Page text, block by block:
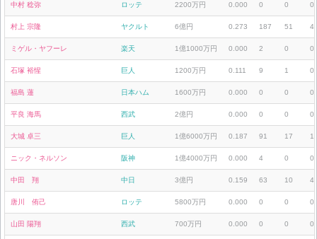
中村 稔弥 ロッテ 2200万円 0.000 0 0 0
村上 宗隆 ヤクルト 6億円 0.273 187 51
ミゲル・ヤフーレ 楽天 1億1000万円 0.000 2 0 0
石塚 裕惺 巨人 1200万円 0.111 9 1 0
福島 蓮 日本ハム 1600万円 0.000 0 0 0
平良 海馬 西武 2億円 0.000 0 0 0
大城 卓三 巨人 1億6000万円 0.187 91 17
ニック・ネルソン 阪神 1億4000万円 0.000 4 0 0
中田 翔 中日 3億円 0.159 63 10 4
唐川 侑己 ロッテ 5800万円 0.000 0 0 0
山田 陽翔 西武 700万円 0.000 0 0 0